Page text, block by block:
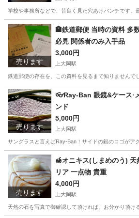
学校や事務所などで、昔良く見た穴あけパンチです
神奈川 横浜市 上大岡駅 オフィス用家具
売ります
🏣鉄道郵便 当時の資料 多
必見 関係者のみ入手品
3,000円
上大岡駅
鉄道郵便の存在を、この資料を見るまで知りません
神奈川 横浜市 ノベルティグッ
売ります
👓️Ray-Ban 眼鏡&ケース·
ンド
5,000円
上大岡駅
サングラスと言えばRay-Ban！サイドの銀のロゴがア
神奈川 横浜市 上大岡駅 小物 ブラン
売ります
🍯オニキス(しまめのう)
リア 一点物 貴重
4,000円
上大岡駅
天然の石を写真で御確認して頂ければ、お分かり頂